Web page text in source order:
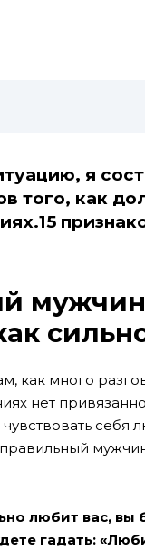
я
того, как
как много
нет
чувствовать
любит вас, вы
гадать: